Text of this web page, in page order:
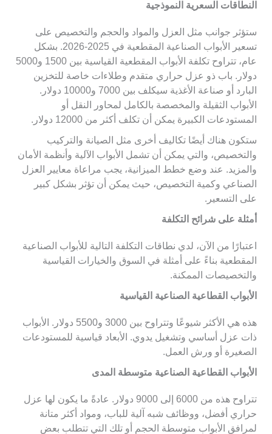
النطاقات السعرية النموذجية
ستؤثر جوانب مثل العزل والمواد والحجم والتخصيص على
تسعير الأبواب الصناعية المقطعية في 2025-2026. بشكل
عام، تتراوح تكلفة الأبواب المقطعية القياسية بين 1500 و5000
دولار. باب ذو عزل حراري متقدم وطلاءات خاصة للتخزين
البارد أو صناعة الأغذية سيكلف بين 7000 و10000 دولار.
الأبواب الثقيلة والمخصصة بالكامل لمحاور النقل أو
المستودعات الكبيرة يمكن أن تكلف أكثر من 12000 دولار.
ستكون هناك أيضًا تكاليف أخرى مثل الصيانة والتركيب
والتخصيص، والتي يمكن أن تشمل الأبواب الآلية وأنظمة الأمان
والمزيد. عند وضع خطط الميزانية، يجب مراعاة معايير العزل
الصناعي وكمية التخصيص، حيث يمكن أن تؤثر بشكل كبير
على التسعير.
أمثلة على شرائح التكلفة
اعتبارًا من الآن، لدي نطاقات التكلفة التالية للأبواب الصناعية
المقطعية بناءً على أمثلة في السوق والخيارات القياسية
والتخصيصات الممكنة.
الأبواب القطاعية الصناعية القياسية
هذه هي الأكثر شيوعًا وتتراوح بين 3000 و5500 دولار. الأبواب
ذات عزل أساسي وتشغيل يدوي. الأبعاد قياسية للمستودعات
الصغيرة أو ورش العمل.
الأبواب القطاعية الصناعية متوسطة المدى
تتراوح هذه من 6000 إلى 9000 دولار. عادةً ما يكون لها عزل
حراري أفضل، ووظائف شبه آلية للباب، ومواد أكثر متانة
لمرافق الأبواب متوسطة الحجم أو تلك التي تتطلب بعض